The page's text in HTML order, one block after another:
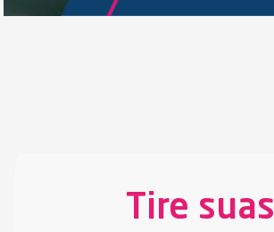
Tire suas